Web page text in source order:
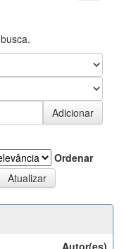
Ordenar
Autor(es)